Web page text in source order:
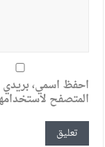
احفظ اسمي، بريدي
المتصفح